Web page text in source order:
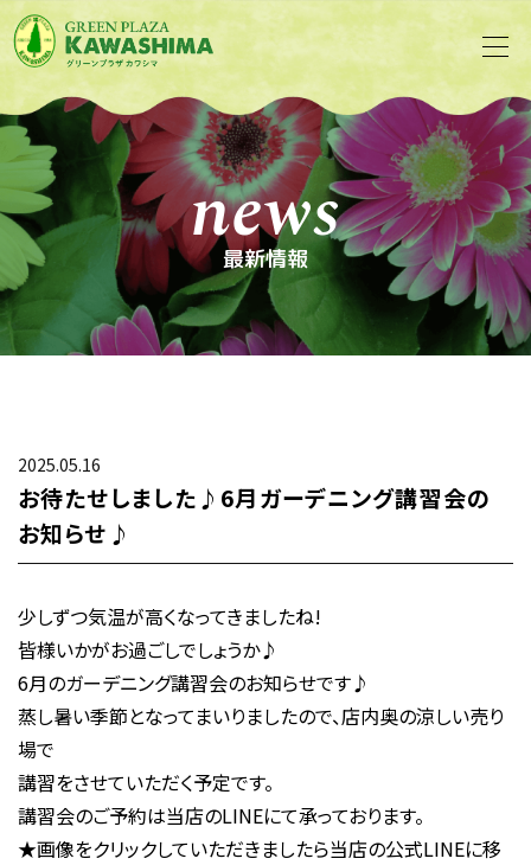
news
最新情報
2025.05.16
お待たせしました♪6月ガーデニング講習会の
お知らせ♪
少しずつ気温が高くなってきましたね!
皆様いかがお過ごしでしょうか♪
6月のガーデニング講習会のお知らせです♪
蒸し暑い季節となってまいりましたので、店内奥の涼しい売り
場で
講習をさせていただく予定です。
講習会のご予約は当店のLINEにて承っております。
★画像をクリックしていただきましたら当店の公式LINEに移